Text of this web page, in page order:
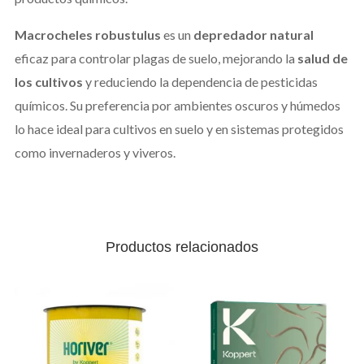
Macrocheles robustulus es un depredador natural
eficaz para controlar plagas de suelo, mejorando la salud de
los cultivos y reduciendo la dependencia de pesticidas
químicos. Su preferencia por ambientes oscuros y húmedos
lo hace ideal para cultivos en suelo y en sistemas protegidos
como invernaderos y viveros.
Productos relacionados